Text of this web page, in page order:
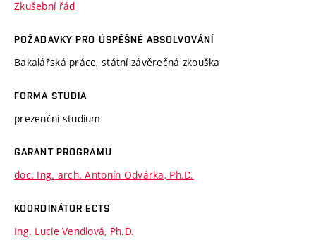
Zkušební řád
POŽADAVKY PRO ÚSPĚŠNÉ ABSOLVOVÁNÍ
Bakalářská práce, státní závěrečná zkouška
FORMA STUDIA
prezenční studium
GARANT PROGRAMU
doc. Ing. arch. Antonín Odvárka, Ph.D.
KOORDINÁTOR ECTS
Ing. Lucie Vendlová, Ph.D.